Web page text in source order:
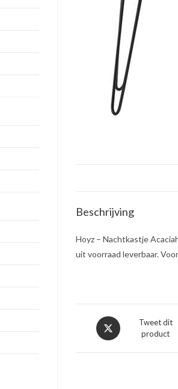
Beschrijving
Hoyz – Nachtkastje
uit voorraad leverbaar.
Opent
in
Tweet dit
product